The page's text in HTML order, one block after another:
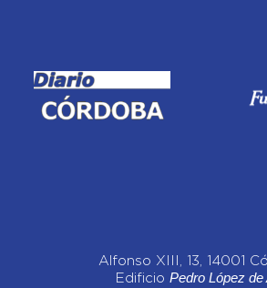
Alfonso XIII, 13, 14001
Edificio Pedro López de